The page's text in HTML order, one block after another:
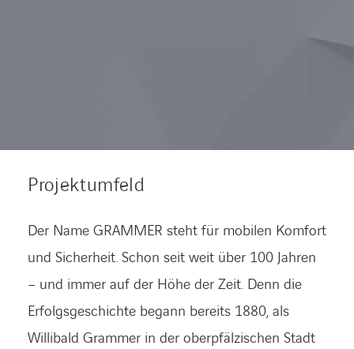
KARRIERE
Karriere
Subunternehmer
Kontakt
Projektumfeld
Der Name GRAMMER steht für mobilen Komfort
und Sicherheit. Schon seit weit über 100 Jahren
– und immer auf der Höhe der Zeit. Denn die
Erfolgsgeschichte begann bereits 1880, als
Willibald Grammer in der oberpfälzischen Stadt